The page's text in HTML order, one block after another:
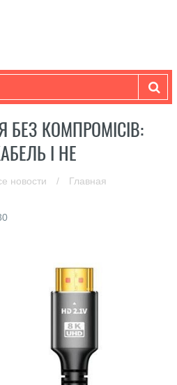
БЕЗ КОМПРОМІСІВ:
І НЕ
новости / Главная